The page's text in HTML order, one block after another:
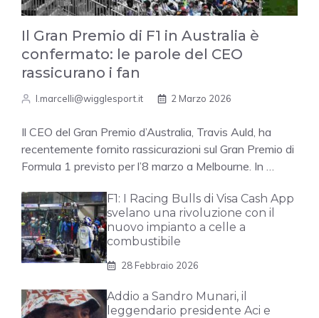
Il Gran Premio di F1 in Australia è
confermato: le parole del CEO
rassicurano i fan
l.marcelli@wigglesport.it 2 Marzo 2026
Il CEO del Gran Premio d’Australia, Travis Auld, ha
recentemente fornito rassicurazioni sul Gran Premio di
Formula 1 previsto per l’8 marzo a Melbourne. In …
F1: I Racing Bulls di Visa Cash App
svelano una rivoluzione con il
nuovo impianto a celle a
combustibile
28 Febbraio 2026
Addio a Sandro Munari, il
leggendario presidente Aci e